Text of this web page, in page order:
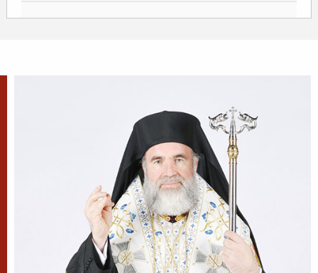
Hristos.
Apostolul zilei
Fraților, v-am scris vouă aceasta, ca nu cumva, la
venirea mea, să am întristare de la aceia care
trebuie să mă bucure, fiind încredințat despre voi
toți că bucuria mea este și...
Ap. II Corinteni 2, 3-15